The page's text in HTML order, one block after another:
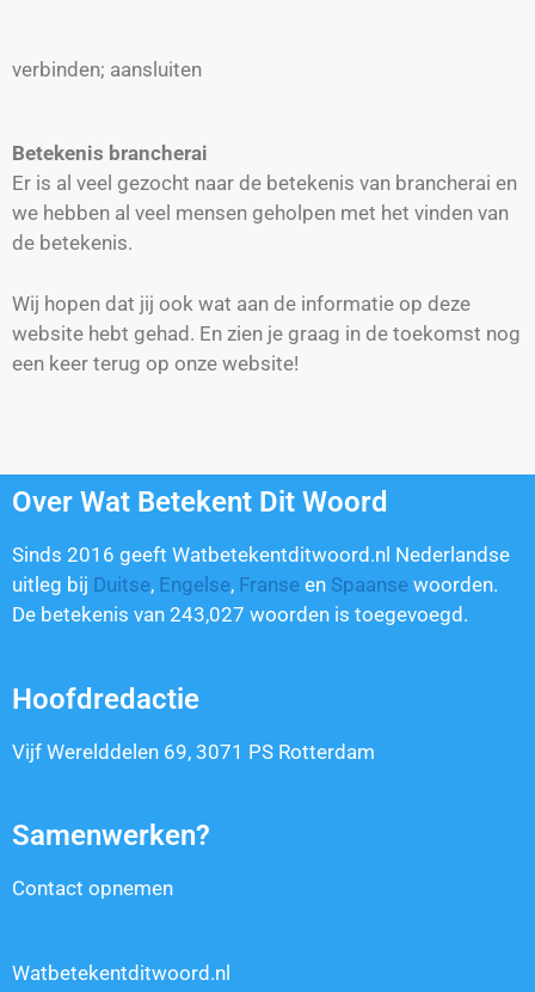
verbinden; aansluiten
Betekenis brancherai
Er is al veel gezocht naar de betekenis van brancherai en
we hebben al veel mensen geholpen met het vinden van
de betekenis.
Wij hopen dat jij ook wat aan de informatie op deze
website hebt gehad. En zien je graag in de toekomst nog
een keer terug op onze website!
Over Wat Betekent Dit Woord
Sinds 2016 geeft Watbetekentditwoord.nl Nederlandse
uitleg bij Duitse, Engelse, Franse en Spaanse woorden.
De betekenis van 243,027 woorden is toegevoegd.
Hoofdredactie
Vijf Werelddelen 69, 3071 PS Rotterdam
Samenwerken?
Contact opnemen
Watbetekentditwoord.nl